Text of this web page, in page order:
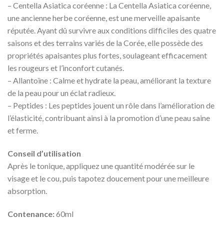
– Centella Asiatica coréenne : La Centella Asiatica coréenne,
une ancienne herbe coréenne, est une merveille apaisante
réputée. Ayant dû survivre aux conditions difficiles des quatre
saisons et des terrains variés de la Corée, elle possède des
propriétés apaisantes plus fortes, soulageant efficacement
les rougeurs et l’inconfort cutanés.
– Allantoïne : Calme et hydrate la peau, améliorant la texture
de la peau pour un éclat radieux.
– Peptides : Les peptides jouent un rôle dans l’amélioration de
l’élasticité, contribuant ainsi à la promotion d’une peau saine
et ferme.
Conseil d’utilisation
Après le tonique, appliquez une quantité modérée sur le
visage et le cou, puis tapotez doucement pour une meilleure
absorption.
Contenance:60ml